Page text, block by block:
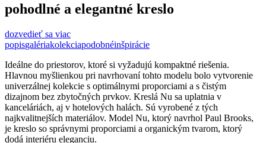
pohodlné a elegantné kreslo
dozvedieť sa viac
popisgalériakolekciapodobnéinšpirácie
Ideálne do priestorov, ktoré si vyžadujú kompaktné riešenia.
Hlavnou myšlienkou pri navrhovaní tohto modelu bolo vytvorenie
univerzálnej kolekcie s optimálnymi proporciami a s čistým
dizajnom bez zbytočných prvkov. Kreslá Nu sa uplatnia v
kanceláriách, aj v hotelových halách. Sú vyrobené z tých
najkvalitnejších materiálov. Model Nu, ktorý navrhol Paul Brooks,
je kreslo so správnymi proporciami a organickým tvarom, ktorý
dodá interiéru eleganciu.